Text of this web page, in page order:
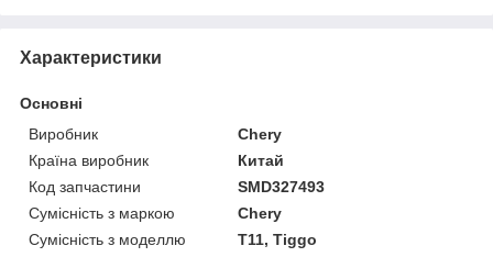
Характеристики
Основні
Виробник
Chery
Країна виробник
Китай
Код запчастини
SMD327493
Сумісність з маркою
Chery
Сумісність з моделлю
T11, Tiggo